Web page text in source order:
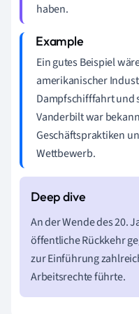
haben.
Ein gutes Beispiel
amerikanischer
Dampfschifffahrt und
Vanderbilt war
Geschäftspraktiken
Wettbewerb.
An der Wende des 20.
öffentliche Rückkehr
zur Einführung
Arbeitsrechte führte.